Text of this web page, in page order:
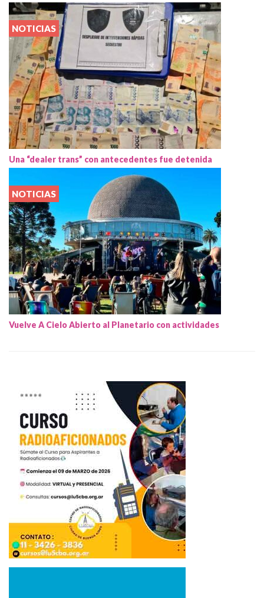
NOTICIAS
Una “dealer trans” con antecedentes fue detenida
NOTICIAS
Vuelve A Cielo Abierto al Planetario con actividades